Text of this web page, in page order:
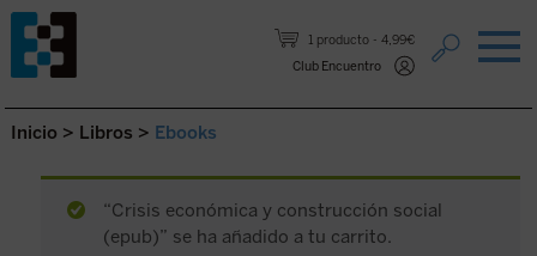
1 producto
4,99€
Club Encuentro
Saltar al contenido.
Inicio > Libros > Ebooks
“Crisis económica y construcción social
(epub)” se ha añadido a tu carrito.